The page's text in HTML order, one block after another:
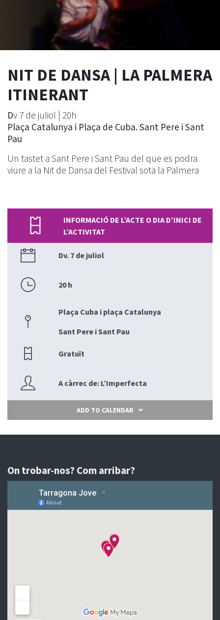
NIT DE DANSA | LA PALMERA
ITINERANT
Dv 7 de juliol | 20h
Plaça Catalunya i Plaça de Cuba. Sant Pere i Sant
Pau
Un tastet a Sant Pere i Sant Pau del que es podra
viure a la Nit de Dansa del Festival sota la Palmera
INFORMACIÓ DE L’ACTE O DIA D’INICI DE
L’ACTIVITAT
Dv. 7 de juliol
20 h
Plaça Cuba i plaça Catalunya
Sant Pere i Sant Pau
Gratuït
A càrrec de: L’Imperfecta
ADD TO CALENDAR
On trobar-nos? Com arribar?